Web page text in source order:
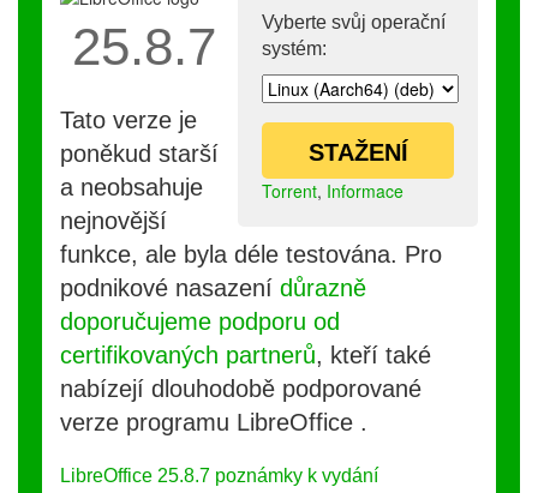
Vyberte svůj operační
systém:
STAŽENÍ
Torrent, Informace
25.8.7
Tato verze je
poněkud starší
a neobsahuje
nejnovější
funkce, ale byla déle testována. Pro
podnikové nasazení důrazně
doporučujeme podporu od
certifikovaných partnerů, kteří také
nabízejí dlouhodobě podporované
verze programu LibreOffice .
LibreOffice 25.8.7 poznámky k vydání